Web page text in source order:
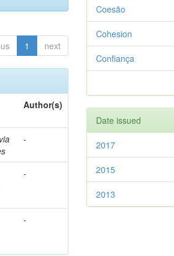
1 next
Author(s)
-
-
-
Coesão
Cohesion
Confiança
Date issued
2017
2015
2013